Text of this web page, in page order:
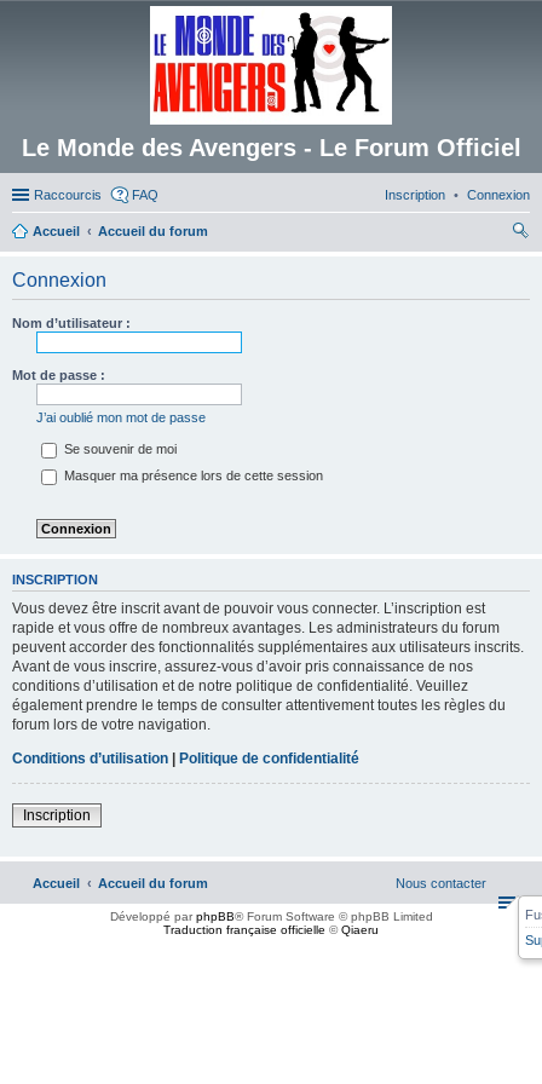
Le Monde des Avengers - Le Forum Officiel
Raccourcis FAQ Connexion
Inscription
Accueil
Accueil du forum
Connexion
Nom d’utilisateur :
Mot de passe :
J’ai oublié mon mot de passe
Se souvenir de moi
Masquer ma présence lors de cette session
INSCRIPTION
Vous devez être inscrit avant de pouvoir vous connecter. L’inscription est
rapide et vous offre de nombreux avantages. Les administrateurs du forum
peuvent accorder des fonctionnalités supplémentaires aux utilisateurs inscrits.
Avant de vous inscrire, assurez-vous d’avoir pris connaissance de nos
conditions d’utilisation et de notre politique de confidentialité. Veuillez
également prendre le temps de consulter attentivement toutes les règles du
forum lors de votre navigation.
Conditions d’utilisation | Politique de confidentialité
Inscription
Accueil Accueil du forum Nous contacter
Développé parphpBB® Forum Software © phpBB Limited
Traduction française officielle ©Qiaeru